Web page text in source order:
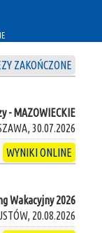
ZAKOŃCZONE
- MAZOWIECKIE
30.07.2026
WYNIKI ONLINE
Wakacyjny 2026
20.08.2026